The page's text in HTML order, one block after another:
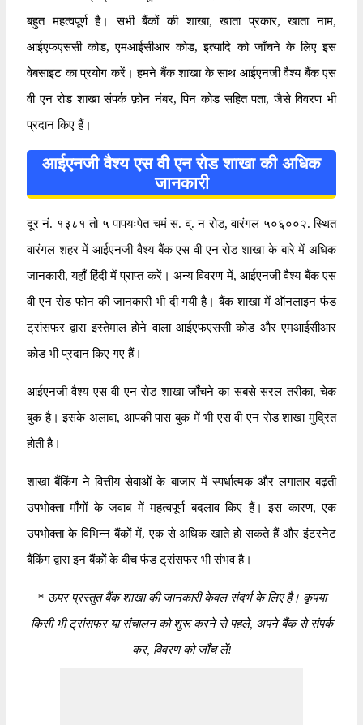
बहुत महत्वपूर्ण है। सभी बैंकों की शाखा, खाता प्रकार, खाता नाम,
आईएफएससी कोड, एमआईसीआर कोड, इत्यादि को जाँचने के लिए इस
वेबसाइट का प्रयोग करें। हमने बैंक शाखा के साथ आईएनजी वैश्य बैंक एस
वी एन रोड शाखा संपर्क फ़ोन नंबर, पिन कोड सहित पता, जैसे विवरण भी
प्रदान किए हैं।
आईएनजी वैश्य एस वी एन रोड शाखा की अधिक
जानकारी
दूर नं. १३८१ तो ५ पापयःपेत चमं स. व्. न रोड, वारंगल ५०६००२. स्थित
वारंगल शहर में आईएनजी वैश्य बैंक एस वी एन रोड शाखा के बारे में अधिक
जानकारी, यहाँ हिंदी में प्राप्त करें। अन्य विवरण में, आईएनजी वैश्य बैंक एस
वी एन रोड फोन की जानकारी भी दी गयी है। बैंक शाखा में ऑनलाइन फंड
ट्रांसफर द्वारा इस्तेमाल होने वाला आईएफएससी कोड और एमआईसीआर
कोड भी प्रदान किए गए हैं।
आईएनजी वैश्य एस वी एन रोड शाखा जाँचने का सबसे सरल तरीका, चेक
बुक है। इसके अलावा, आपकी पास बुक में भी एस वी एन रोड शाखा मुद्रित
होती है।
शाखा बैंकिंग ने वित्तीय सेवाओं के बाजार में स्पर्धात्मक और लगातार बढ़ती
उपभोक्ता माँगों के जवाब में महत्वपूर्ण बदलाव किए हैं। इस कारण, एक
उपभोक्ता के विभिन्न बैंकों में, एक से अधिक खाते हो सकते हैं और इंटरनेट
बैंकिंग द्वारा इन बैंकों के बीच फंड ट्रांसफर भी संभव है।
*ऊपर प्रस्तुत बैंक शाखा की जानकारी केवल संदर्भ के लिए है। कृपया
किसी भी ट्रांसफर या संचालन को शुरू करने से पहले, अपने बैंक से संपर्क
कर, विवरण को जाँच लें!